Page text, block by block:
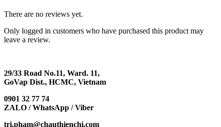
There are no reviews yet.
Only logged in customers who have purchased this product may
leave a review.
29/33 Road No.11, Ward. 11,
GoVap Dist., HCMC, Vietnam
0901 32 77 74
ZALO / WhatsApp / Viber
tri.pham@chauthienchi.com